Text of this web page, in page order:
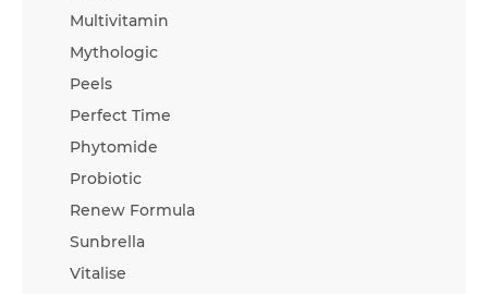
Multivitamin
Mythologic
Peels
Perfect Time
Phytomide
Probiotic
Renew Formula
Sunbrella
Vitalise